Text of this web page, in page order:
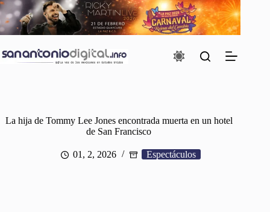
Saltar
al
contenido
La hija de Tommy Lee Jones encontrada muerta en un hotel
de San Francisco
01, 2, 2026 Espectáculos